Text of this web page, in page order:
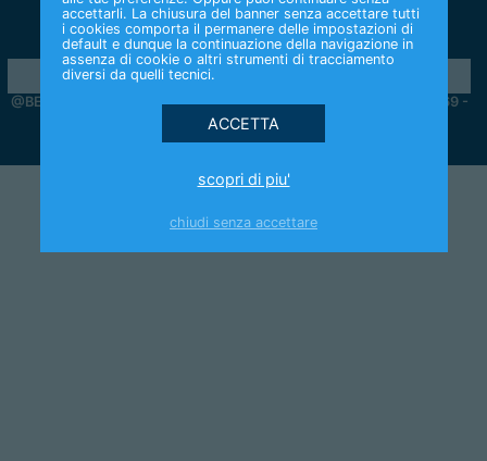
CONTATTACI
@BETFLAG S.P.A. - Gruppo IVA 15432831004 - C.F. 01779160769 -
CONC. GAD N.16008
AFFILIAZIONI
accettarli. La chiusura del banner senza accettare tutti
i cookies comporta il permanere delle impostazioni di
default e dunque la continuazione della navigazione in
assenza di cookie o altri strumenti di tracciamento
diversi da quelli tecnici.
chiudi senza accettare
scopri di piu'